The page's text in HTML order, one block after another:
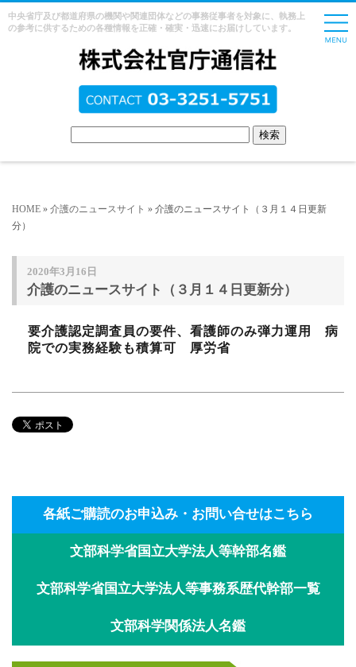
中央省庁及び都道府県の機関や関連団体などの事務従事者を対象に、執務上
の参考に供するための各種情報を正確・確実・迅速にお届けしています。
HOME » 介護のニュースサイト » 介護のニュースサイト（３月１４日更新
分）
2020年3月16日
介護のニュースサイト（３月１４日更新分）
要介護認定調査員の要件、看護師のみ弾力運用 病
院での実務経験も積算可 厚労省
各紙ご購読のお申込み・お問い合せはこちら
文部科学省国立大学法人等幹部名鑑
文部科学省国立大学法人等事務系歴代幹部一覧
文部科学関係法人名鑑